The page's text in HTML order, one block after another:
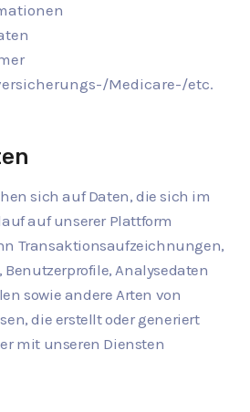
Medicare-/etc.
sich auf Daten, die sich im
auf unserer Plattform
Transaktionsaufzeichnungen,
Analysedaten
sowie andere Arten von
die erstellt oder generiert
mit unseren Diensten